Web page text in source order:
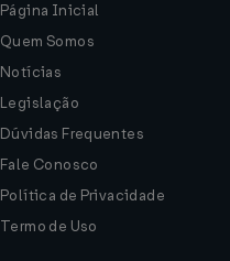
Página Inicial
Quem Somos
Notícias
Legislação
Dúvidas Frequentes
Fale Conosco
Política de Privacidade
Termo de Uso